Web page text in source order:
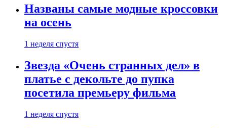
Названы самые модные кроссовки
на осень
1 неделя спустя
Звезда «Очень странных дел» в
платье с декольте до пупка
посетила премьеру фильма
1 неделя спустя